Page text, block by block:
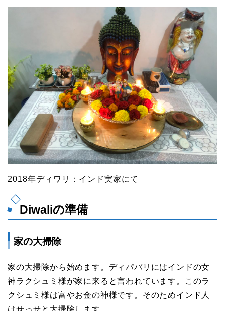
2018年ディワリ：インド実家にて
Diwaliの準備
家の大掃除
家の大掃除から始めます。ディパバリにはインドの女
神ラクシュミ様が家に来ると言われています。このラ
クシュミ様は富やお金の神様です。そのためインド人